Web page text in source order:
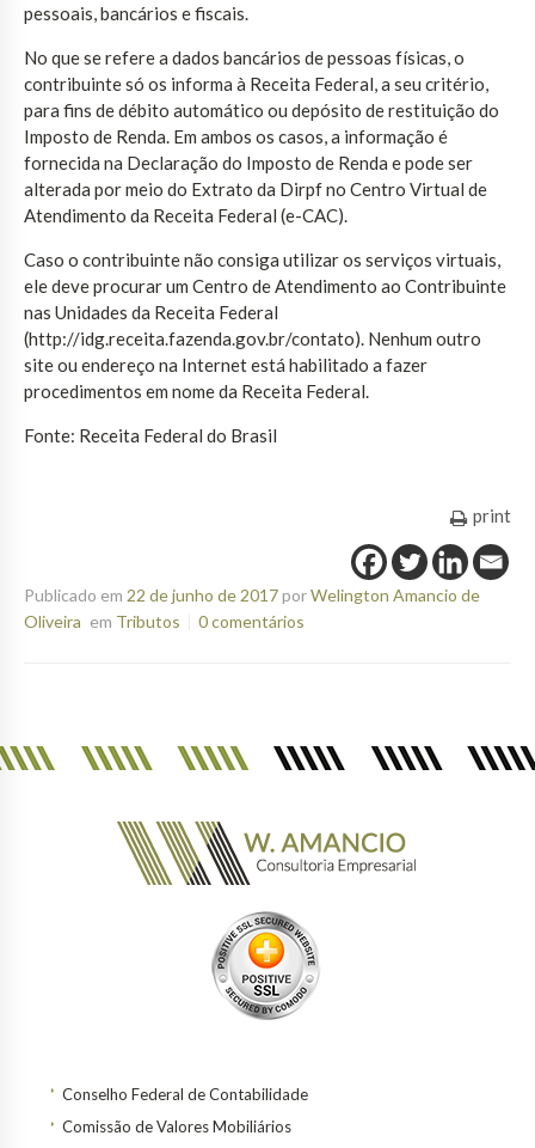
pessoais, bancários e fiscais.
No que se refere a dados bancários de pessoas físicas, o
contribuinte só os informa à Receita Federal, a seu critério,
para fins de débito automático ou depósito de restituição do
Imposto de Renda. Em ambos os casos, a informação é
fornecida na Declaração do Imposto de Renda e pode ser
alterada por meio do Extrato da Dirpf no Centro Virtual de
Atendimento da Receita Federal (e-CAC).
Caso o contribuinte não consiga utilizar os serviços virtuais,
ele deve procurar um Centro de Atendimento ao Contribuinte
nas Unidades da Receita Federal
(http://idg.receita.fazenda.gov.br/contato). Nenhum outro
site ou endereço na Internet está habilitado a fazer
procedimentos em nome da Receita Federal.
Fonte: Receita Federal do Brasil
print
Publicado em 22 de junho de 2017porWelington Amancio de
Oliveira em Tributos 0 comentários
Conselho Federal de Contabilidade
Comissão de Valores Mobiliários